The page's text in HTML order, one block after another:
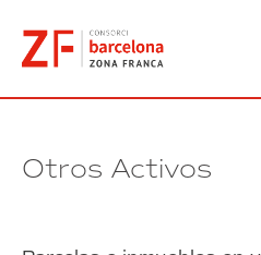
contenido
Otros Activos